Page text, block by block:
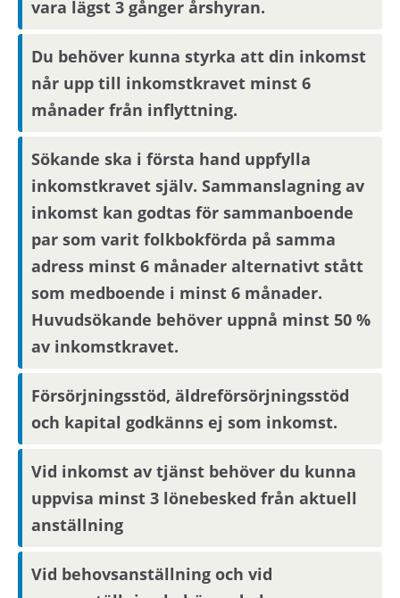
Angiven hyra avser 2026 års hyresnivå.
Angiven hyra är preliminär då hyran för
lägenheten är under förhandling med
Hyresgästföreningen. Slutlig hyra kommer
därför fastställas med retroaktiv verkan från
inflyttningsdagen.
Tele2 levererar basutbud TV och om du vill
teckna bredbandsavtal kan du göra det med
Förmedlingsinformation
förmedling kan skickas ut via sms.Uppdatera
dina kontaktuppgifter på Mina sidor.
Om hyresvärden har villkor om antal
hushållsmedlemmar hämtar och behandlar vi
familjeuppgifter om dig, din registrerade
medboende och eventuella barn.
vara lägst 3 gånger årshyran.
Du behöver kunna styrka att din inkomst
når upp till inkomstkravet minst 6
månader från inflyttning.
Sökande ska i första hand uppfylla
inkomstkravet själv. Sammanslagning av
inkomst kan godtas för sammanboende
par som varit folkbokförda på samma
adress minst 6 månader alternativt stått
som medboende i minst 6 månader.
Huvudsökande behöver uppnå minst 50 %
av inkomstkravet.
Försörjningsstöd, äldreförsörjningsstöd
och kapital godkänns ej som inkomst.
Vid inkomst av tjänst behöver du kunna
uppvisa minst 3 lönebesked från aktuell
anställning
Vid behovsanställning och vid